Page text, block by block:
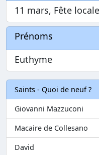
11 mars, Fête locale
Prénoms
Euthyme
Saints - Quoi de neuf ?
Giovanni Mazzuconi
Macaire de Collesano
David